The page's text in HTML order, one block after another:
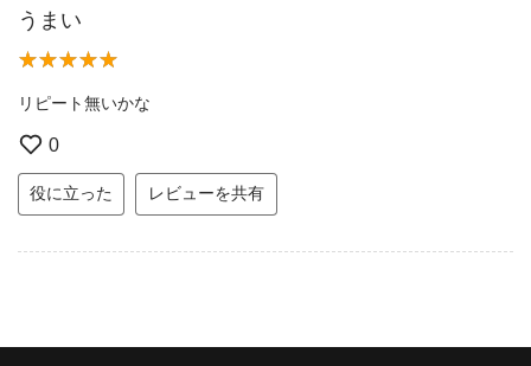
うまい
リピート無いかな
0
役に立った レビューを共有